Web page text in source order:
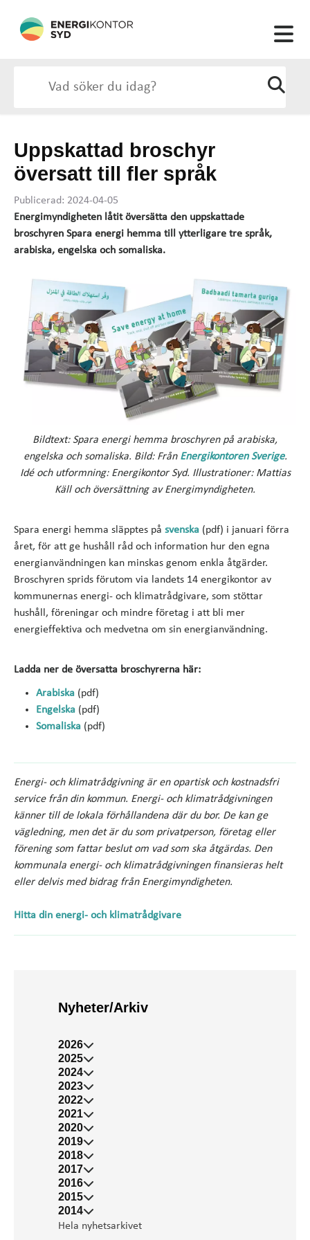
Uppskattad broschyr
översatt till fler språk
Publicerad: 2024-04-05
Energimyndigheten låtit översätta den uppskattade
broschyren Spara energi hemma till ytterligare tre språk,
arabiska, engelska och somaliska.
Bildtext: Spara energi hemma broschyren på arabiska,
engelska och somaliska. Bild: Från Energikontoren Sverige.
Idé och utformning: Energikontor Syd. Illustrationer: Mattias
Käll och översättning av Energimyndigheten.
Spara energi hemma släpptes på svenska (pdf) i januari förra
året, för att ge hushåll råd och information hur den egna
energianvändningen kan minskas genom enkla åtgärder.
Broschyren sprids förutom via landets 14 energikontor av
kommunernas energi- och klimatrådgivare, som stöttar
hushåll, föreningar och mindre företag i att bli mer
energieffektiva och medvetna om sin energianvändning.
Ladda ner de översatta broschyrerna här:
Arabiska (pdf)
Engelska (pdf)
Somaliska (pdf)
Energi- och klimatrådgivning är en opartisk och kostnadsfri
service från din kommun. Energi- och klimatrådgivningen
känner till de lokala förhållandena där du bor. De kan ge
vägledning, men det är du som privatperson, företag eller
förening som fattar beslut om vad som ska åtgärdas. Den
kommunala energi- och klimatrådgivningen finansieras helt
eller delvis med bidrag från Energimyndigheten.
Hitta din energi- och klimatrådgivare
Nyheter/Arkiv
2026
2025
2024
2023
2022
2021
2020
2019
2018
2017
2016
2015
2014
Hela nyhetsarkivet